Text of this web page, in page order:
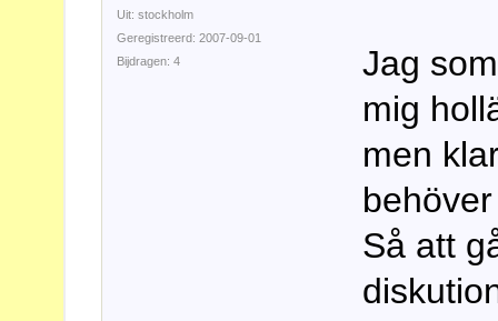
Uit: stockholm
Geregistreerd: 2007-09-01
Bijdragen: 4
Jag
mig
men
Så att